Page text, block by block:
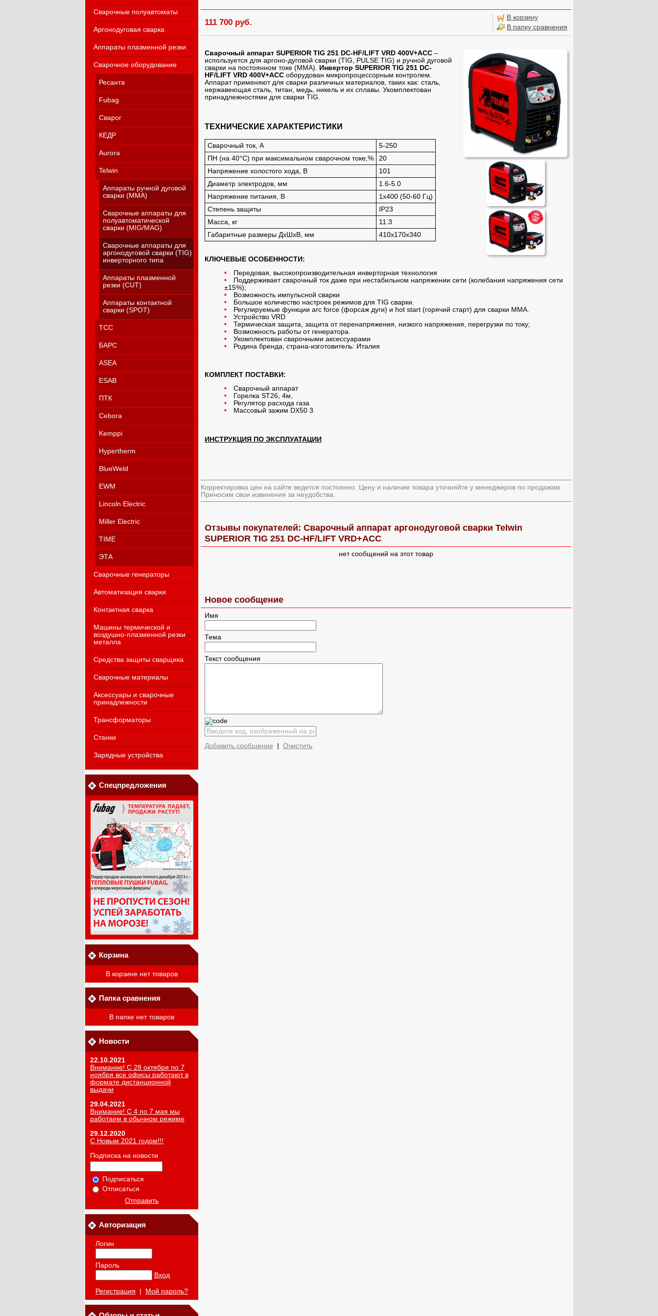
Сварочные полуавтоматы
Аргонодуговая сварка
Аппараты плазменной резки
Сварочное оборудование
Ресанта
Fubag
Сварог
КЕДР
Aurora
Telwin
Аппараты ручной дуговой
сварки (MMA)
Сварочные аппараты для
полуавтоматической
сварки (MIG/MAG)
Сварочные аппараты для
аргонодуговой сварки (TIG)
инверторного типа
Аппараты плазменной
резки (CUT)
Аппараты контактной
сварки (SPOT)
ТСС
БАРС
ASEA
ESAB
ПТК
Cebora
Kemppi
Hypertherm
BlueWeld
EWM
Lincoln Electric
Miller Electric
TIME
ЭТА
Сварочные генераторы
Автоматизация сварки
Контактная сварка
Машины термической и
воздушно-плазменной резки
металла
Средства защиты сварщика
Сварочные материалы
Аксессуары и сварочные
принадлежности
Трансформаторы
Станки
Зарядные устройства
Спецпредложения
Корзина
В корзине нет товаров
Папка сравнения
В папке нет товаров
Новости
22.10.2021
Внимание! С 28 октября по 7
ноября все офисы работают в
формате дистанционной
выдачи
29.04.2021
Внимание! С 4 по 7 мая мы
работаем в обычном режиме
29.12.2020
С Новым 2021 годом!!!
Подписка на новости
Подписаться
Отписаться
Отправить
Авторизация
Логин
Пароль
Вход
Регистрация Мой пароль?
111 700 руб.
В корзину
В папку сравнения
Сварочный аппарат SUPERIOR TIG 251 DC-HF/LIFT VRD 400V+ACC –
используется для аргоно-дуговой сварки (TIG, PULSE TIG) и ручной дуговой
сварки на постоянном токе (ММА). Инвертор SUPERIOR TIG 251 DC-
HF/LIFT VRD 400V+ACC оборудован микропроцессорным контролем.
Аппарат применяют для сварки различных материалов, таких как: сталь,
нержавеющая сталь, титан, медь, никель и их сплавы. Укомплектован
принадлежностями для сварки TIG.
ТЕХНИЧЕСКИЕ ХАРАКТЕРИСТИКИ
Сварочный ток, А
5-250
ПН (на 40°С) при максимальном сварочном токе,%
20
Напряжение холостого хода, В
101
Диаметр электродов, мм
1.6-5.0
Напряжение питания, В
1х400 (50-60 Гц)
Степень защиты
IP23
Масса, кг
11.3
Габаритные размеры ДхШхВ, мм
410х170х340
КЛЮЧЕВЫЕ ОСОБЕННОСТИ:
Передовая, высокопроизводительная инверторная технология
Поддерживает сварочный ток даже при нестабильном напряжении сети (колебания напряжения сети
±15%);
Возможность импульсной сварки
Большое количество настроек режимов для TIG сварки.
Регулируемые функции arc force (форсаж дуги) и hot start (горячий старт) для сварки ММА.
Устройство VRD
Термическая защита, защита от перенапряжения, низкого напряжения, перегрузки по току;
Возможность работы от генератора.
Укомплектован сварочными аксессуарами
Родина бренда, страна-изготовитель: Италия
КОМПЛЕКТ ПОСТАВКИ:
Сварочный аппарат
Горелка ST26, 4м,
Регулятор расхода газа
Массовый зажим DX50 3
ИНСТРУКЦИЯ ПО ЭКСПЛУАТАЦИИ
Корректировка цен на сайте ведется постоянно. Цену и наличие товара уточняйте у менеджеров по продажам.
Приносим свои извинения за неудобства.
Отзывы покупателей: Сварочный аппарат аргонодуговой сварки Telwin
SUPERIOR TIG 251 DC-HF/LIFT VRD+ACC
нет сообщений на этот товар
Новое сообщение
Имя
Тема
Текст сообщения
Добавить сообщение Очистить